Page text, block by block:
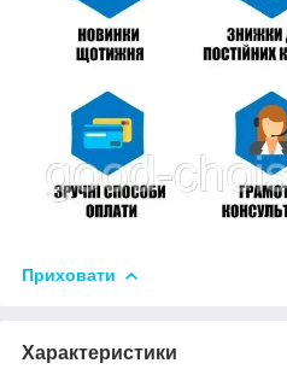
Приховати
Характеристики